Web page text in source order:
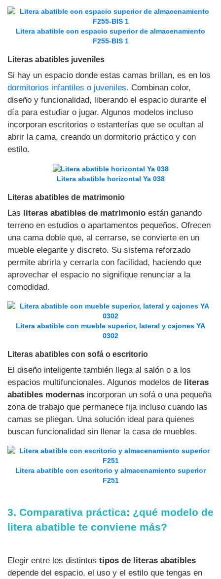
Litera abatible con espacio superior de almacenamiento
F255-BIS 1
Literas abatibles juveniles
Si hay un espacio donde estas camas brillan, es en los
dormitorios infantiles o juveniles. Combinan color,
diseño y funcionalidad, liberando el espacio durante el
día para estudiar o jugar. Algunos modelos incluso
incorporan escritorios o estanterías que se ocultan al
abrir la cama, creando un dormitorio práctico y con
estilo.
Litera abatible horizontal Ya 038
Literas abatibles de matrimonio
Las literas abatibles de matrimonio están ganando
terreno en estudios o apartamentos pequeños. Ofrecen
una cama doble que, al cerrarse, se convierte en un
mueble elegante y discreto. Su sistema reforzado
permite abrirla y cerrarla con facilidad, haciendo que
aprovechar el espacio no signifique renunciar a la
comodidad.
Litera abatible con mueble superior, lateral y cajones YA
0302
Literas abatibles con sofá o escritorio
El diseño inteligente también llega al salón o a los
espacios multifuncionales. Algunos modelos de literas
abatibles modernas incorporan un sofá o una pequeña
zona de trabajo que permanece fija incluso cuando las
camas se pliegan. Una solución ideal para quienes
buscan funcionalidad sin llenar la casa de muebles.
Litera abatible con escritorio y almacenamiento superior
F251
3. Comparativa práctica: ¿qué modelo de
litera abatible te conviene más?
Elegir entre los distintos tipos de literas abatibles
depende del espacio, el uso y el estilo que tengas en